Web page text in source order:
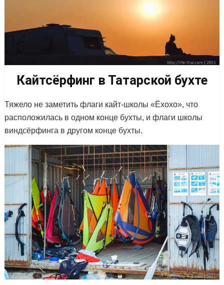
Кайтсёрфинг в Татарской бухте
Тяжело не заметить флаги кайт-школы «Ёхохо», что
расположилась в одном конце бухты, и флаги школы
виндсёрфинга в другом конце бухты.